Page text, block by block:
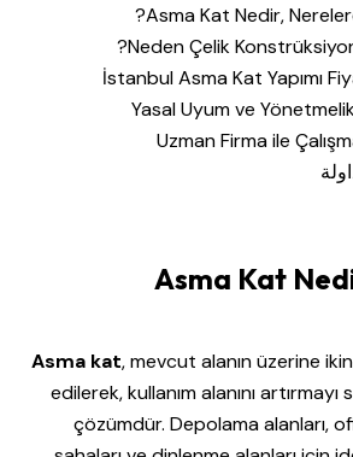
Asma Kat Nedir,
Neden Çelik
İstanbul Asma Kat Yapımı
Yasal Uyum ve
Uzman Firma ile
Asma Kat
Asma kat, mevcut alanın üzerine
edilerek, kullanım alanını
çözümdür. Depolama alanları,